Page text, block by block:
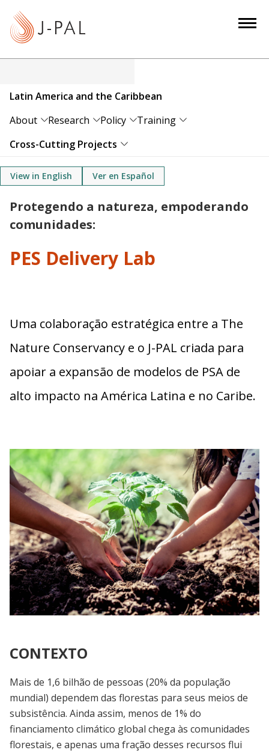
c
Latin America and the Caribbean
About
Research Policy
Training
Cross-Cutting Projects
View in English Ver en Español
Protegendo a natureza, empoderando
comunidades:
PES Delivery Lab
Uma colaboração estratégica entre a The
Nature Conservancy e o J-PAL criada para
apoiar a expansão de modelos de PSA de
alto impacto na América Latina e no Caribe.
CONTEXTO
Mais de 1,6 bilhão de pessoas (20% da população
mundial) dependem das florestas para seus meios de
subsistência. Ainda assim, menos de 1% do
financiamento climático global chega às comunidades
florestais, e apenas uma fração desses recursos flui